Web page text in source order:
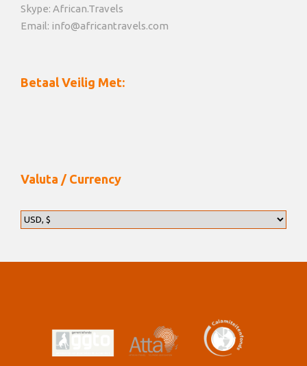
Optioneel: verleng deze safari met een paar
stranddagen op Diani Beach! Vraag ons naar de
Skype: African.Travels
Email: info@africantravels.com
Betaal Veilig Met:
Valuta / Currency